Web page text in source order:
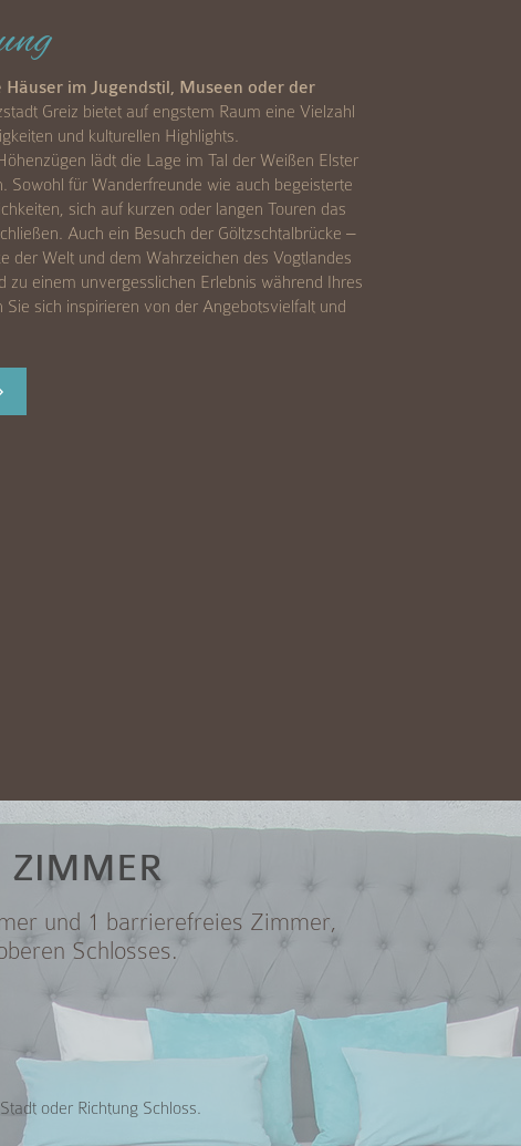
im Jugendstil, Museen oder der
Greiz bietet auf engstem Raum eine Vielzahl
und kulturellen Highlights.
lädt die Lage im Tal der Weißen Elster
Sowohl für Wanderfreunde wie auch begeisterte
sich auf kurzen oder langen Touren das
Auch ein Besuch der Göltzschtalbrücke –
der Welt und dem Wahrzeichen des Vogtlandes
zu einem unvergesslichen Erlebnis während Ihres
sich inspirieren von der Angebotsvielfalt und
ZIMMER
und 1 barrierefreies Zimmer,
Schlosses.
oder Richtung Schloss.